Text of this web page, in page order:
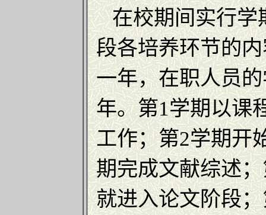
在校期间实行学
段各培养环节的
一年，在职人员
年。第1学期以课
工作；第2学期开
期完成文献综述
就进入论文阶段